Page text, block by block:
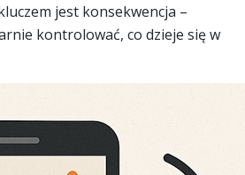
jest konsekwencja –
kontrolować, co dzieje się w